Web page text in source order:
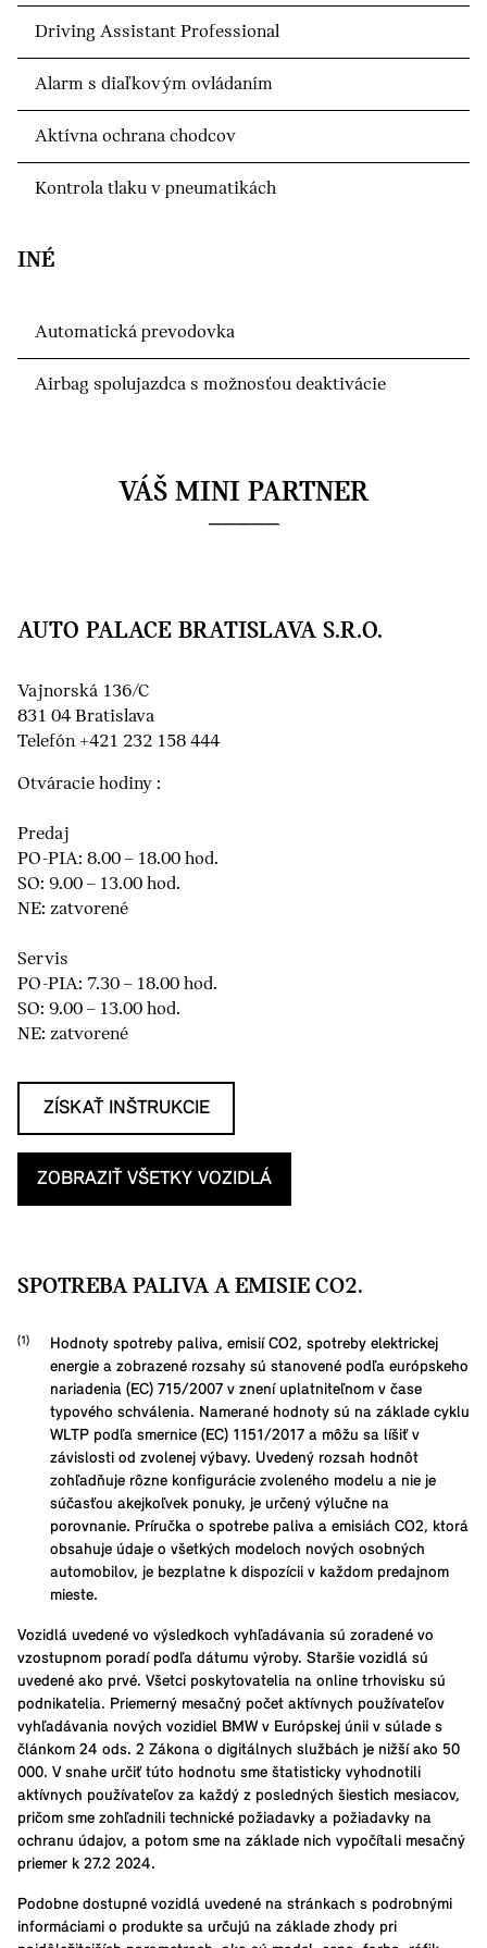
Driving Assistant Professional
Alarm s diaľkovým ovládaním
Aktívna ochrana chodcov
Kontrola tlaku v pneumatikách
INÉ
Automatická prevodovka
Airbag spolujazdca s možnosťou deaktivácie
VÁŠ MINI PARTNER
AUTO PALACE BRATISLAVA S.R.O.
Vajnorská 136/C
831 04 Bratislava
Telefón +421 232 158 444
Otváracie hodiny :
Predaj
PO-PIA: 8.00 – 18.00 hod.
SO: 9.00 – 13.00 hod.
NE: zatvorené
Servis
PO-PIA: 7.30 – 18.00 hod.
SO: 9.00 – 13.00 hod.
NE: zatvorené
ZÍSKAŤ INŠTRUKCIE
ZOBRAZIŤ VŠETKY VOZIDLÁ
SPOTREBA PALIVA A EMISIE CO2.
Hodnoty spotreby paliva, emisií CO2, spotreby elektrickej
energie a zobrazené rozsahy sú stanovené podľa európskeho
nariadenia (EC) 715/2007 v znení uplatniteľnom v čase
typového schválenia. Namerané hodnoty sú na základe cyklu
WLTP podľa smernice (EC) 1151/2017 a môžu sa líšiť v
závislosti od zvolenej výbavy. Uvedený rozsah hodnôt
zohľadňuje rôzne konfigurácie zvoleného modelu a nie je
súčasťou akejkoľvek ponuky, je určený výlučne na
porovnanie. Príručka o spotrebe paliva a emisiách CO2, ktorá
obsahuje údaje o všetkých modeloch nových osobných
automobilov, je bezplatne k dispozícii v každom predajnom
mieste.
Vozidlá uvedené vo výsledkoch vyhľadávania sú zoradené vo
vzostupnom poradí podľa dátumu výroby. Staršie vozidlá sú
uvedené ako prvé. Všetci poskytovatelia na online trhovisku sú
podnikatelia. Priemerný mesačný počet aktívnych používateľov
vyhľadávania nových vozidiel BMW v Európskej únii v súlade s
článkom 24 ods. 2 Zákona o digitálnych službách je nižší ako 50
000. V snahe určiť túto hodnotu sme štatisticky vyhodnotili
aktívnych používateľov za každý z posledných šiestich mesiacov,
pričom sme zohľadnili technické požiadavky a požiadavky na
ochranu údajov, a potom sme na základe nich vypočítali mesačný
priemer k 27.2 2024.
Podobne dostupné vozidlá uvedené na stránkach s podrobnými
informáciami o produkte sa určujú na základe zhody pri